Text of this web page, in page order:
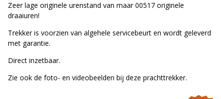
Zeer lage originele urenstand van maar 00517 originele
draaiuren!
Trekker is voorzien van algehele servicebeurt en wordt geleverd
met garantie.
Direct inzetbaar.
Zie ook de foto- en videobeelden bij deze prachttrekker.